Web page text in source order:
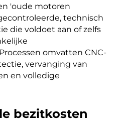
'oude motoren
technisch
die voldoet aan of zelfs
omvatten CNC-
vervanging van
en volledige
bezitkosten